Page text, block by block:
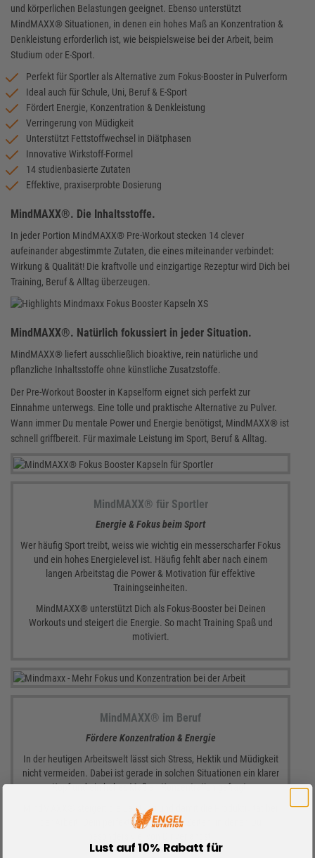
und körperlichen Belastungen geeignet. Ebenso unterstützt
MindMAXX® Situationen, in denen ein hohes Maß an Konzentration &
Denkleistung erforderlich ist, wie beispielsweise bei der Arbeit, beim
Studium oder E-Sport.
Perfekt für Sportler als Alternative zum Fokus-Booster in Pulverform
Ideal auch für Schule, Uni, Beruf & E-Sport
Fördert Energie, Konzentration & Denkleistung
Verringerung von Müdigkeit
Unterstützt Fettstoffwechsel in Diätphasen
Innovative Wirkstoff-Formel
14 studienbasierte Zutaten
Effektive, praxiserprobte Dosierung
MindMAXX®. Die Inhaltsstoffe.
In jeder Portion MindMAXX® Pre-Workout stecken 14 clever
aufeinander abgestimmte Zutaten, die eines miteinander verbindet:
Wirkung & Qualität! Die kraftvolle und einzigartige Rezeptur wird Dich bei
Training, Beruf & Alltag überzeugen.
MindMAXX®. Natürlich fokussiert in jeder Situation.
MindMAXX® liefert ausschließlich bioaktive, rein natürliche und
pflanzliche Inhaltsstoffe ohne künstliche Zusatzstoffe.
Der Pre-Workout Booster in Kapselform eignet sich perfekt zur
Einnahme unterwegs. Eine tolle und praktische Alternative zu Pulver.
Wann immer Du mentale Power und Energie benötigst, MindMAXX® ist
schnell griffbereit. Für maximale Leistung im Sport, Beruf & Alltag.
MindMAXX® für Sportler
Energie & Fokus beim Sport
Wer häufig Sport treibt, weiss wie wichtig ein messerscharfer Fokus
und ein hohes Energielevel ist. Häufig fehlt aber nach einem
langen Arbeitstag die Power & Motivation für effektive
Trainingseinheiten.
MindMAXX® unterstützt Dich als Fokus-Booster bei Deinen
Workouts und steigert die Energie. So macht Training Spaß und
motiviert.
MindMAXX® im Beruf
Fördere Konzentration & Energie
In der heutigen Arbeitswelt lässt sich Stress, Hektik und Müdigkeit
nicht vermeiden. Dabei ist gerade in solchen Situationen ein klarer
Kopf und ein hohes Maß an Konzentration gefragt.
MindMAXX® steigert die Leistung und damit die Produktivität bei
der Arbeit. Dein perfekter Begleiter in Zeiten, in denen Du
Lust auf 10% Rabatt für